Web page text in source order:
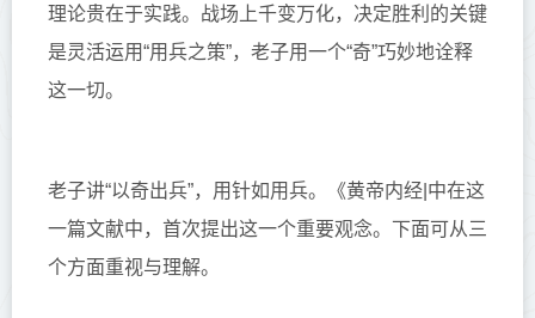
理论贵在于实践。战场上千变万化，决定胜利的关键
是灵活运用“用兵之策”，老子用一个“奇”巧妙地诠释
这一切。
老子讲“以奇出兵”，用针如用兵。
《黄帝内经|中在这
一篇文献中，首次提出这一个重要观念。下面可从三
个方面重视与理解。